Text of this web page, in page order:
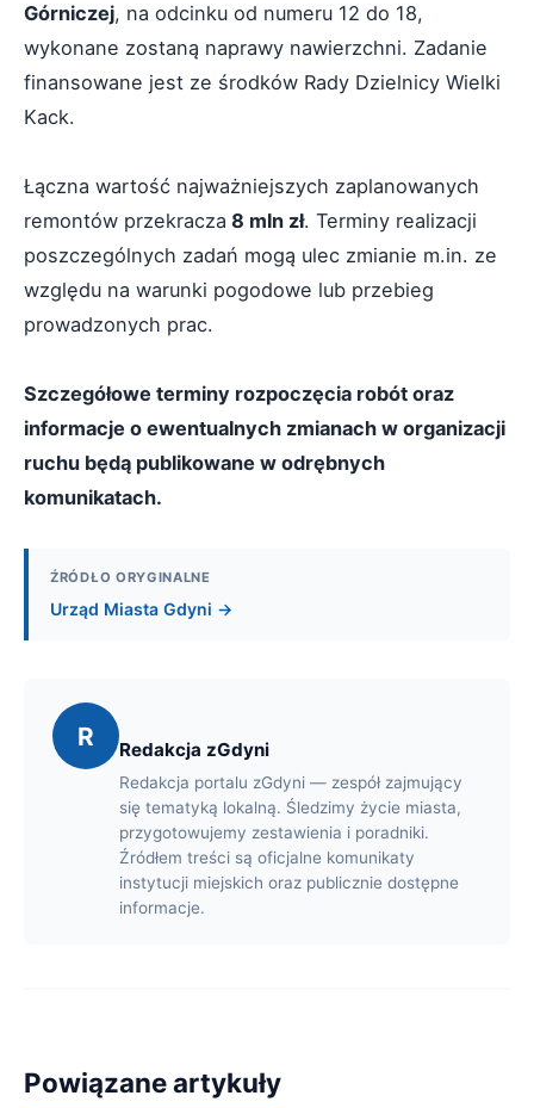
Górniczej, na odcinku od numeru 12 do 18,
wykonane zostaną naprawy nawierzchni. Zadanie
finansowane jest ze środków Rady Dzielnicy Wielki
Kack.
Łączna wartość najważniejszych zaplanowanych
remontów przekracza 8 mln zł. Terminy realizacji
poszczególnych zadań mogą ulec zmianie m.in. ze
względu na warunki pogodowe lub przebieg
prowadzonych prac.
Szczegółowe terminy rozpoczęcia robót oraz
informacje o ewentualnych zmianach w organizacji
ruchu będą publikowane w odrębnych
komunikatach.
ŹRÓDŁO ORYGINALNE
Urząd Miasta Gdyni →
R Redakcja zGdyni
Redakcja portalu zGdyni — zespół zajmujący
się tematyką lokalną. Śledzimy życie miasta,
przygotowujemy zestawienia i poradniki.
Źródłem treści są oficjalne komunikaty
instytucji miejskich oraz publicznie dostępne
informacje.
Powiązane artykuły